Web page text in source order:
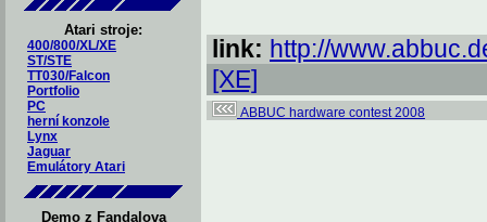
Atari stroje:
400/800/XL/XE
ST/STE
TT030/Falcon
Portfolio
PC
herní konzole
Lynx
Jaguar
Emulátory Atari
Demo z Fandalova
link: http://
[XE]
ABBUC hardware contest 2008